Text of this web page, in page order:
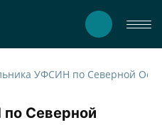
Северной